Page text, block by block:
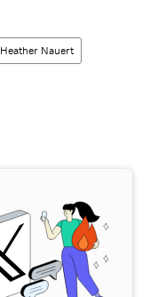
Heather Nauert